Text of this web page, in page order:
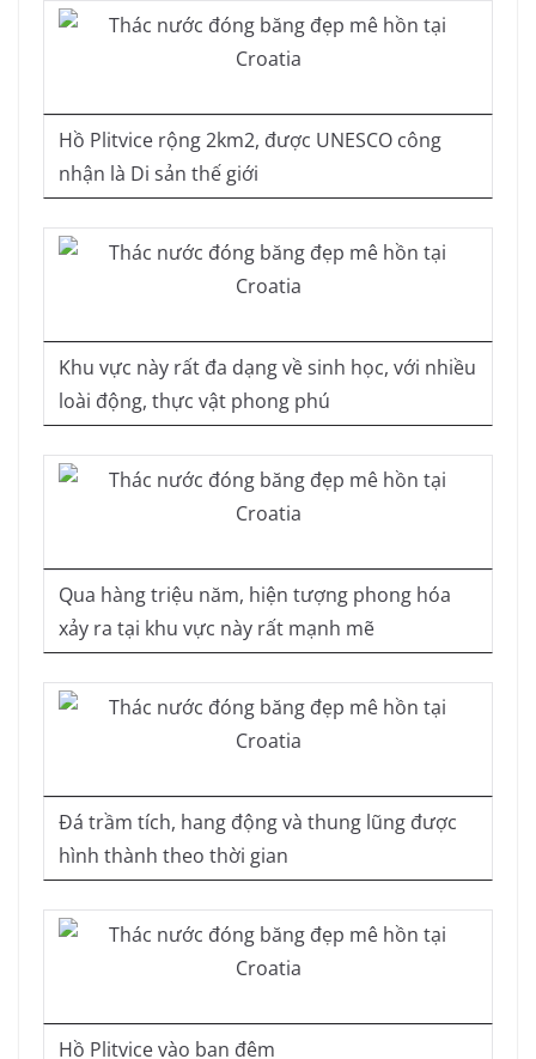
Hồ Plitvice rộng 2km2, được UNESCO công
nhận là Di sản thế giới
Khu vực này rất đa dạng về sinh học, với nhiều
loài động, thực vật phong phú
Qua hàng triệu năm, hiện tượng phong hóa
xảy ra tại khu vực này rất mạnh mẽ
Đá trầm tích, hang động và thung lũng được
hình thành theo thời gian
Hồ Plitvice vào ban đêm